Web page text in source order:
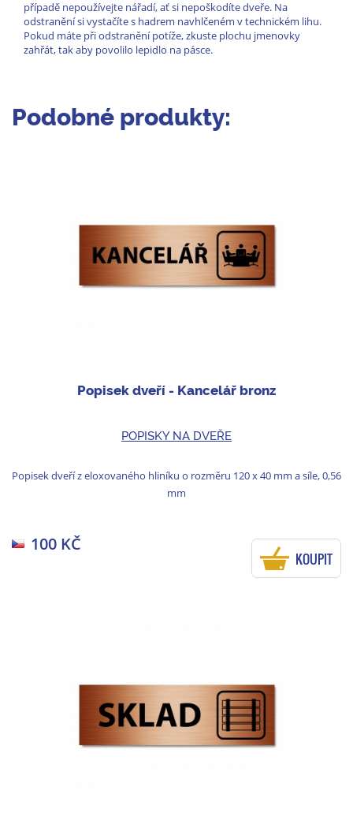
případě nepoužívejte nářadí, ať si nepoškodíte dveře. Na
odstranění si vystačíte s hadrem navhlčeném v technickém lihu.
Pokud máte při odstranění potíže, zkuste plochu jmenovky
zahřát, tak aby povolilo lepidlo na pásce.
Podobné produkty:
Popisek dveří - Kancelář bronz
POPISKY NA DVEŘE
Popisek dveří z eloxovaného hliníku o rozměru 120 x 40 mm a síle, 0,56
mm
100 KČ
KOUPIT